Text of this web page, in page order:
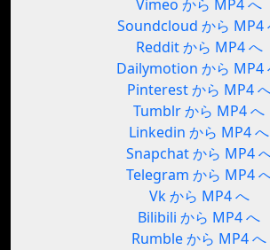
Vimeo から MP4 へ
Soundcloud から MP4
Reddit から MP4 へ
Dailymotion から MP4
Pinterest から MP4
Tumblr から MP4 へ
Linkedin から MP4 へ
Snapchat から MP4
Telegram から MP4
Vk から MP4 へ
Bilibili から MP4 へ
Rumble から MP4 へ